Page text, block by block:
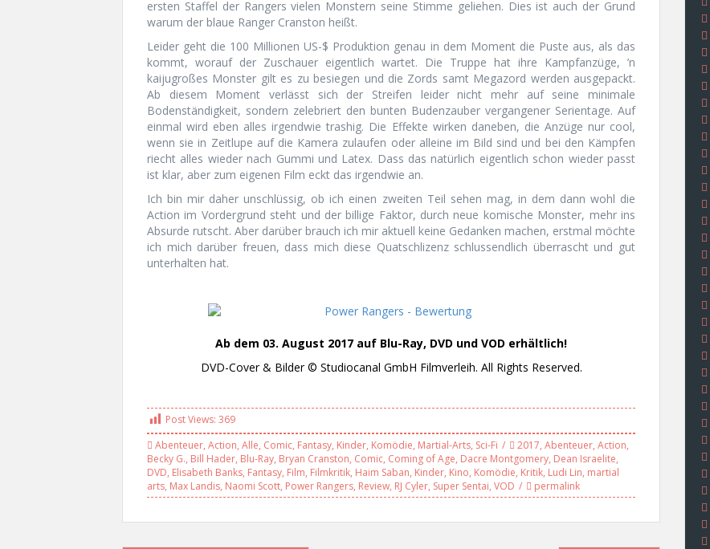
ersten Staffel der Rangers vielen Monstern seine Stimme geliehen. Dies ist auch der Grund
warum der blaue Ranger Cranston heißt.
Leider geht die 100 Millionen US-$ Produktion genau in dem Moment die Puste aus, als das
kommt, worauf der Zuschauer eigentlich wartet. Die Truppe hat ihre Kampfanzüge, ’n
kaijugroßes Monster gilt es zu besiegen und die Zords samt Megazord werden ausgepackt.
Ab diesem Moment verlässt sich der Streifen leider nicht mehr auf seine minimale
Bodenständigkeit, sondern zelebriert den bunten Budenzauber vergangener Serientage. Auf
einmal wird eben alles irgendwie trashig. Die Effekte wirken daneben, die Anzüge nur cool,
wenn sie in Zeitlupe auf die Kamera zulaufen oder alleine im Bild sind und bei den Kämpfen
riecht alles wieder nach Gummi und Latex. Dass das natürlich eigentlich schon wieder passt
ist klar, aber zum eigenen Film eckt das irgendwie an.
Ich bin mir daher unschlüssig, ob ich einen zweiten Teil sehen mag, in dem dann wohl die
Action im Vordergrund steht und der billige Faktor, durch neue komische Monster, mehr ins
Absurde rutscht. Aber darüber brauch ich mir aktuell keine Gedanken machen, erstmal möchte
ich mich darüber freuen, dass mich diese Quatschlizenz schlussendlich überrascht und gut
unterhalten hat.
Ab dem 03. August 2017 auf Blu-Ray, DVD und VOD erhältlich!
DVD-Cover & Bilder © Studiocanal GmbH Filmverleih. All Rights Reserved.
Post Views: 369
Abenteuer, Action, Alle, Comic, Fantasy, Kinder, Komödie, Martial-Arts, Sci-Fi 2017, Abenteuer, Action,
Becky G., Bill Hader, Blu-Ray, Bryan Cranston, Comic, Coming of Age, Dacre Montgomery, Dean Israelite,
DVD, Elisabeth Banks, Fantasy, Film, Filmkritik, Haim Saban, Kinder, Kino, Komödie, Kritik, Ludi Lin, martial
arts, Max Landis, Naomi Scott, Power Rangers, Review, RJ Cyler, Super Sentai, VOD permalink